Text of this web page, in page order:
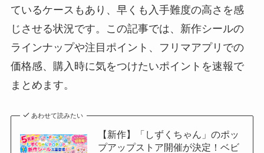
ているケースもあり、早くも入手難度の高さを感
じさせる状況です。この記事では、新作シールの
ラインナップや注目ポイント、フリマアプリでの
価格感、購入時に気をつけたいポイントを速報で
まとめます。
あわせて読みたい
【新作】「しずくちゃん」のポッ
プアップストア開催が決定！ベビ